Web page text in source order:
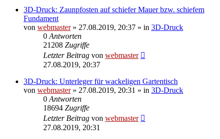
3D-Druck: Zaunpfosten auf schiefer Mauer bzw. schiefem
Fundament
von webmaster» 27.08.2019, 20:37 » in 3D-Druck
0 Antworten
21208 Zugriffe
Letzter Beitrag von webmaster
27.08.2019, 20:37
3D-Druck: Unterleger für wackeligen Gartentisch
von webmaster» 27.08.2019, 20:31 » in 3D-Druck
0 Antworten
18694 Zugriffe
Letzter Beitrag von webmaster
27.08.2019, 20:31